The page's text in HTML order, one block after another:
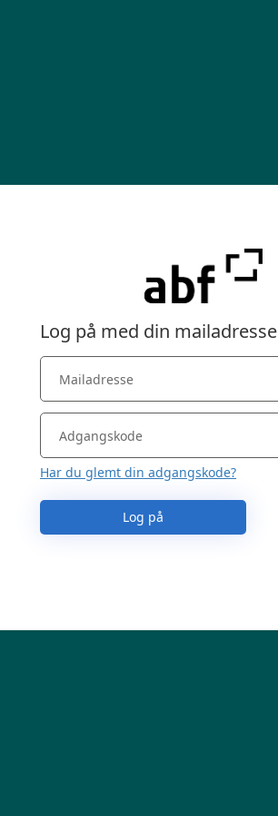
Log på med din mailadresse
Har du glemt din adgangskode?
Log på